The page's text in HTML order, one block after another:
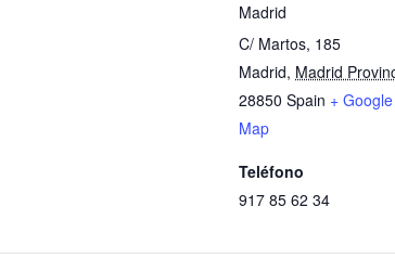
Madrid
C/ Martos, 185
Madrid, Madrid
28850 Spain + Google
Map
Teléfono
917 85 62 34